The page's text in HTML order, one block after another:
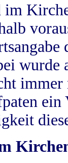
im
wurde